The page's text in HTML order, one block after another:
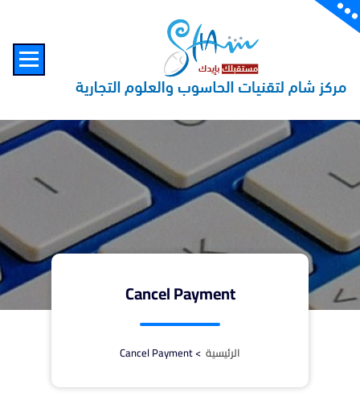
content
التجاوز
إلى
Cancel Payment
الرئيسية >
Cancel Payment